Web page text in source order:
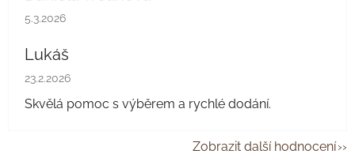
Hodnocení obchodu je 5 z 5 hvězdiček.
5.3.2026
Lukáš
Hodnocení obchodu je 5 z 5 hvězdiček.
23.2.2026
Skvělá pomoc s výběrem a rychlé dodání.
Zobrazit další hodnocení